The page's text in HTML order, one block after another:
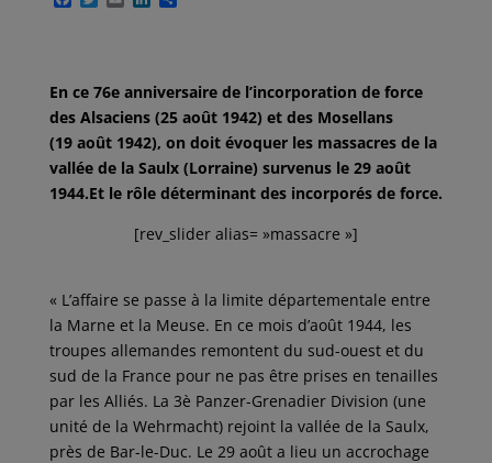
o
o
k
e
r
d
I
n
g
e
r
En ce 76e anniversaire de l’incorporation de force
des Alsaciens (25 août 1942) et des Mosellans
(19 août 1942), on doit évoquer les massacres de la
vallée de la Saulx (Lorraine) survenus le 29 août
1944.Et le rôle déterminant des incorporés de force.
[rev_slider alias= »massacre »]
« L’affaire se passe à la limite départementale entre
la Marne et la Meuse. En ce mois d’août 1944, les
troupes allemandes remontent du sud-ouest et du
sud de la France pour ne pas être prises en tenailles
par les Alliés. La 3è Panzer-Grenadier Division (une
unité de la Wehrmacht) rejoint la vallée de la Saulx,
près de Bar-le-Duc. Le 29 août a lieu un accrochage